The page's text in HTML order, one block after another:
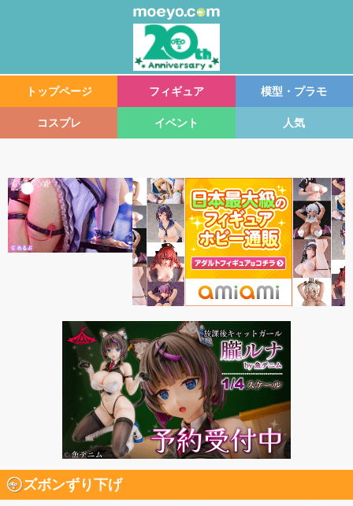
トップページ フィギュア 模型・プラモ
コスプレ イベント 人気
ズボンずり下げ